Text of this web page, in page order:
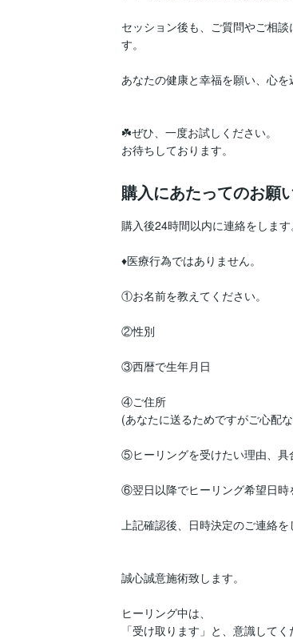
セッション後も、ご質問やご相
す。
あなたの健康と幸福を願い、心を
☘️ぜひ、一度お試しください。
購入にあたってのお願
購入後24時間以内に連絡をします
♦️医療行為ではありません。
①お名前を教えてください。
②性別
③西暦で生年月日
④ご住所
(あなたに送るためですがご心配
⑤ヒーリングを受けたい理由、具
⑥翌日以降でヒーリング希望日時
上記確認後、日時決定のご連絡を
誠心誠意施術致します。
ヒーリング中は、
「受け取ります」と、意識してく